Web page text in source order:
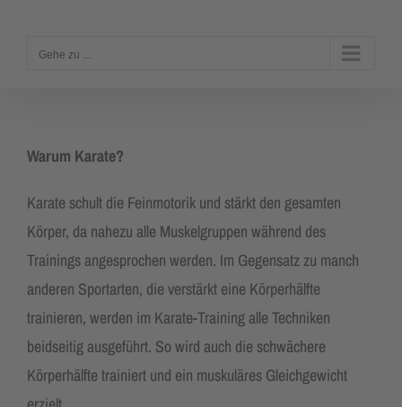
Gehe zu ...
Warum Karate?
Karate schult die Feinmotorik und stärkt den gesamten
Körper, da nahezu alle Muskelgruppen während des
Trainings angesprochen werden. Im Gegensatz zu manch
anderen Sportarten, die verstärkt eine Körperhälfte
trainieren, werden im Karate-Training alle Techniken
beidseitig ausgeführt. So wird auch die schwächere
Körperhälfte trainiert und ein muskuläres Gleichgewicht